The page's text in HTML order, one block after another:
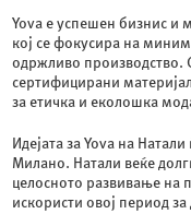
Yova е успешен бизнис и
кој се фокусира на
одржливо производство.
сертифицирани
за етичка и еколошка
Идејата за Yova на
Милано. Натали веќе
целосното развивање на
искористи овој период за